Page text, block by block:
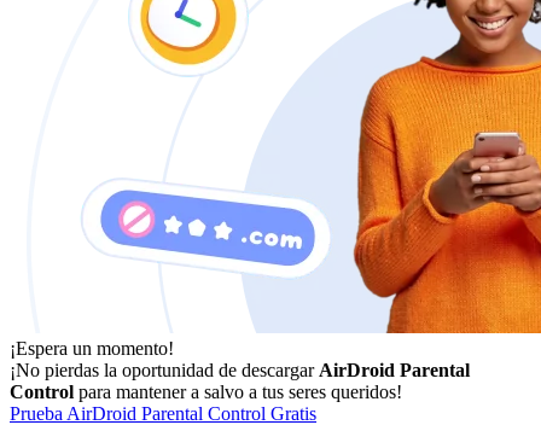
¡Espera un momento!
¡No pierdas la oportunidad de descargar AirDroid Parental
Control para mantener a salvo a tus seres queridos!
Prueba AirDroid Parental Control Gratis